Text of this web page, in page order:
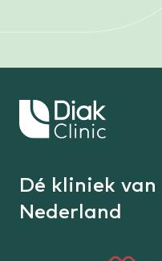
Keer
terug
homepage
Dé kliniek
Nederland